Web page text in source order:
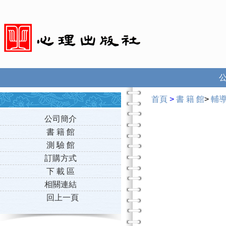
公司簡介
書 籍 館
測 驗 館
訂購方式
下 載 區
相關連結
回上一頁
首頁 > 書 籍 館> 輔